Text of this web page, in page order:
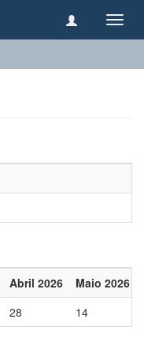
Abril 2026 Maio 2026
28 14